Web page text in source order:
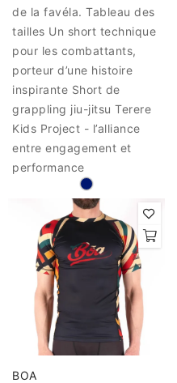
de la favéla. Tableau des
tailles Un short technique
pour les combattants,
porteur d’une histoire
inspirante Short de
grappling jiu-jitsu Terere
Kids Project - l’alliance
entre engagement et
performance
BOA